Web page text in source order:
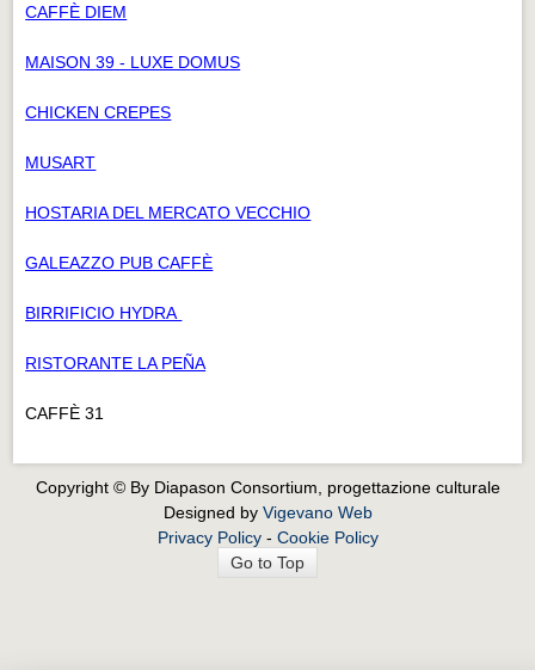
CAFFÈ DIEM
MAISON 39 - LUXE DOMUS
CHICKEN CREPES
MUSART
HOSTARIA DEL MERCATO VECCHIO
GALEAZZO PUB CAFFÈ
BIRRIFICIO HYDRA
RISTORANTE LA PEÑA
CAFFÈ 31
Copyright © By Diapason Consortium, progettazione culturale
Designed by Vigevano Web
Privacy Policy- Cookie Policy
Go to Top